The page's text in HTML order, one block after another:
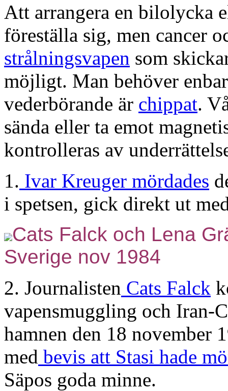
Att arrangera en bilolycka
föreställa sig, men cancer
strålningsvapen som
möjligt. Man behöver
vederbörande är chippat.
sända eller ta emot
kontrolleras av
1. Ivar Kreuger mördades
i spetsen, gick direkt ut
Cats Falck och Lena
Sverige nov 1984
2. Journalisten Cats Falck
vapensmuggling och Iran-
hamnen den 18 november
med bevis att Stasi hade
Säpos goda minne.